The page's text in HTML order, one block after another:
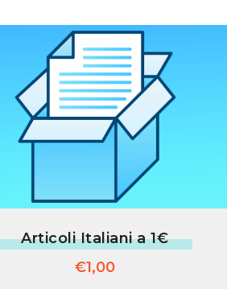
Articoli Italiani a 1€
€1,00